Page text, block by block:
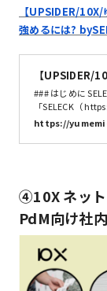
【UPSIDER/
強めるには?
【UPSIDER/
デザイナー・
SELECK -
### はじめに SELECK LIVE！は、Webメディア
「SELECK（
ビジネスの現場に
したイベントで
発・デザインに
どの台頭、専門
大きな変化があり
まっている現代に
すべきかに迷...
https://
④10X ネット
PdM向け社